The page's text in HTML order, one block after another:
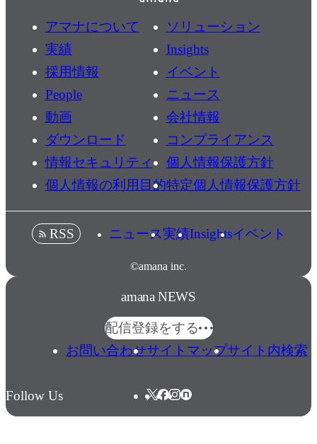
アマナについて
ソリューション
実績
Insights
採用情報
イベント
People
ニュース
動画
会社情報
ダウンロード
コンプライアンス
情報セキュリティ
個人情報保護方針
個人情報の利用目的特定個人情報保護方針
©amana inc.
RSS ニュース実績Insightsイベント
amana NEWS
配信登録をする
お問い合わせサイトマップサイト内検索
Follow Us